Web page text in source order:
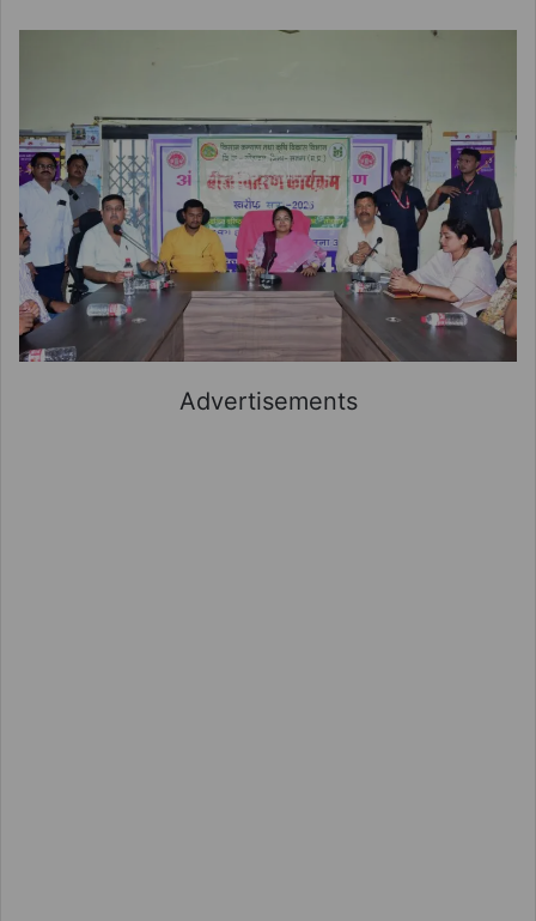
Advertisements